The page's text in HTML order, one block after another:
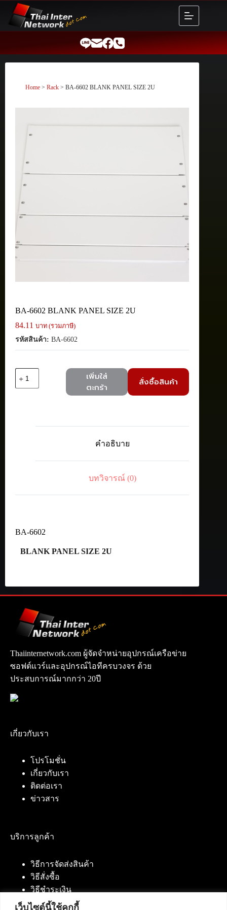
เว็บไซต์นี้ใช้คุกกี้
content
Home > Rack > BA-6602 BLANK PANEL SIZE 2U
BA-6602 BLANK PANEL SIZE 2U
84.11 บาท (รวมภาษี)
รหัสสินค้า: BA-6602
BA-
เพิ่มใส่
ตะกร้า
สั่งซื้อสินค้า
คำอธิบาย
บทวิจารณ์ (0)
BA-6602
BLANK PANEL SIZE 2U
Thaiinternetwork.com ผู้จัดจำหน่ายอุปกรณ์เครือข่าย
ซอฟต์แวร์และอุปกรณ์ไอทีครบวงจร ด้วย
ประสบการณ์มากกว่า 20ปี
เกี่ยวกับเรา
โปรโมชั่น
เกี่ยวกับเรา
ติดต่อเรา
ข่าวสาร
บริการลูกค้า
วิธีการจัดส่งสินค้า
วิธีสั่งซื้อ
วิธีชำระเงิน